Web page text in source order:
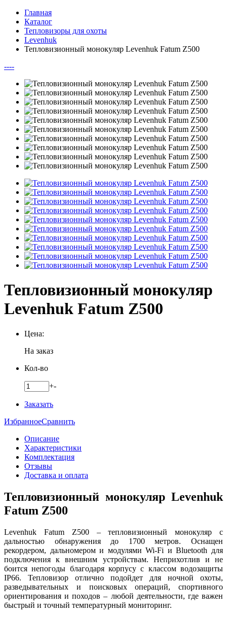
Главная
Каталог
Тепловизоры для охоты
Levenhuk
Тепловизионный монокуляр Levenhuk Fatum Z500
----
Тепловизионный монокуляр
Levenhuk Fatum Z500
Цена:
На заказ
Кол-во
+-
Заказать
ИзбранноеСравнить
Описание
Характеристики
Комплектация
Отзывы
Доставка и оплата
Тепловизионный монокуляр Levenhuk
Fatum Z500
Levenhuk Fatum Z500 – тепловизионный монокуляр с
дальностью обнаружения до 1700 метров. Оснащен
рекордером, дальномером и модулями Wi-Fi и Bluetooth для
подключения к внешним устройствам. Неприхотлив и не
боится непогоды благодаря корпусу с классом водозащиты
IP66. Тепловизор отлично подойдет для ночной охоты,
разведывательных и поисковых операций, спортивного
ориентирования и походов – любой деятельности, где важен
быстрый и точный температурный мониторинг.